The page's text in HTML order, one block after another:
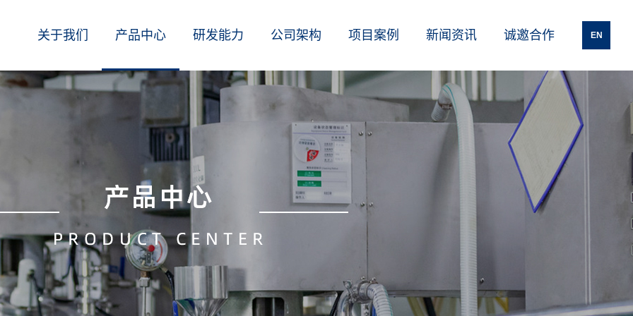
关于我们 产品中心 研发能力 公司架构 项目案例 新闻资讯 诚邀合作